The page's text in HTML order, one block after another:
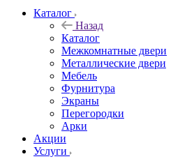
Каталог
Назад
Каталог
Межкомнатные двери
Металлические двери
Мебель
Фурнитура
Экраны
Перегородки
Арки
Акции
Услуги